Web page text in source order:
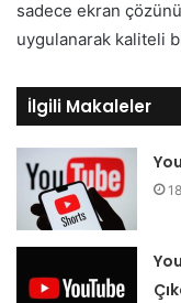
sadece ekran
uygulanarak kaliteli
İlgili Makaleler